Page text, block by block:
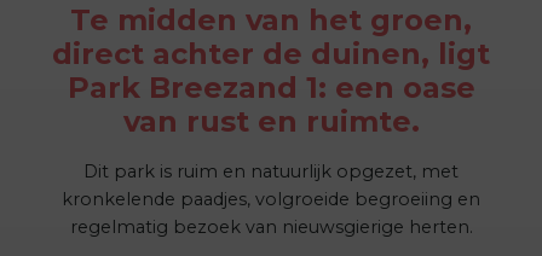
Te midden van het groen,
direct achter de duinen, ligt
Park Breezand 1: een oase
van rust en ruimte.
Dit park is ruim en natuurlijk opgezet, met
kronkelende paadjes, volgroeide begroeiing en
regelmatig bezoek van nieuwsgierige herten.